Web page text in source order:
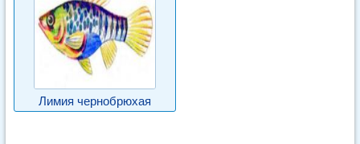
Лимия чернобрюхая